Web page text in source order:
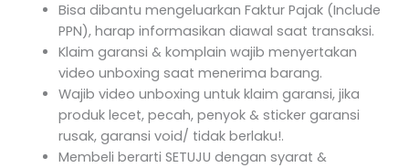
Bisa dibantu mengeluarkan Faktur Pajak (Include
PPN), harap informasikan diawal saat transaksi.
Klaim garansi & komplain wajib menyertakan
video unboxing saat menerima barang.
Wajib video unboxing untuk klaim garansi, jika
produk lecet, pecah, penyok & sticker garansi
rusak, garansi void/ tidak berlaku!.
Membeli berarti SETUJU dengan syarat &